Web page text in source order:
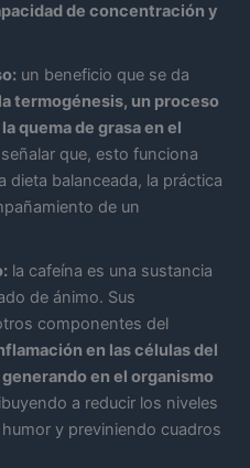
de concentración y
un beneficio que se da
termogénesis, un proceso
quema de grasa en el
que, esto funciona
dieta balanceada, la práctica
de un
la cafeína es una sustancia
de ánimo. Sus
componentes del
en las células del
en el organismo
a reducir los niveles
y previniendo cuadros